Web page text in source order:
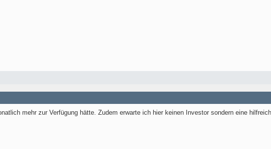
mehr zur Verfügung hätte. Zudem erwarte ich hier keinen Investor sondern eine